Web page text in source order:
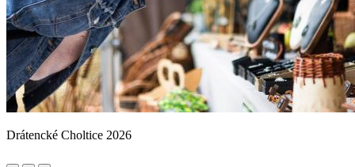
Drátencké Choltice 2026